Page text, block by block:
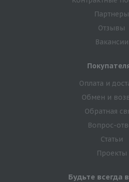
Партнеры
Отзывы
Вакансии
Оплата и
Обмен и
Обратная
Вопрос-
Статьи
Проекты
Будьте всегда